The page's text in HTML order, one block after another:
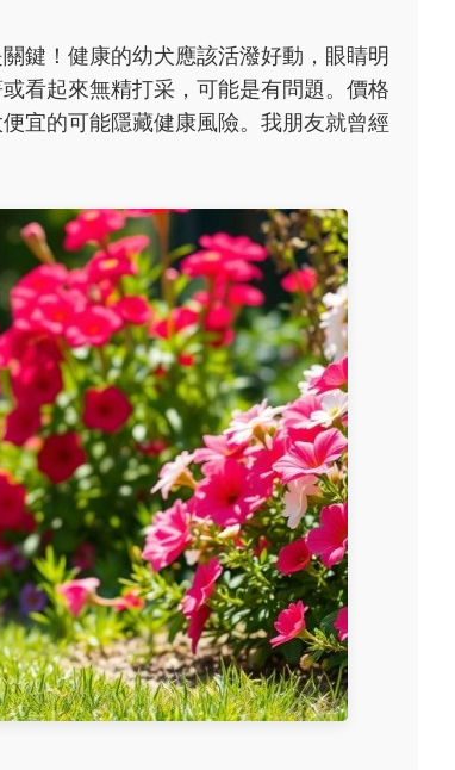
鍵！健康的幼犬應該活潑好動，眼睛明
看起來無精打采，可能是有問題。價格
宜的可能隱藏健康風險。我朋友就曾經